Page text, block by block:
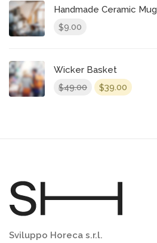
Handmade Ceramic Mug
$9.00
Wicker Basket
$49.00 $39.00
Sviluppo Horeca s.r.l.